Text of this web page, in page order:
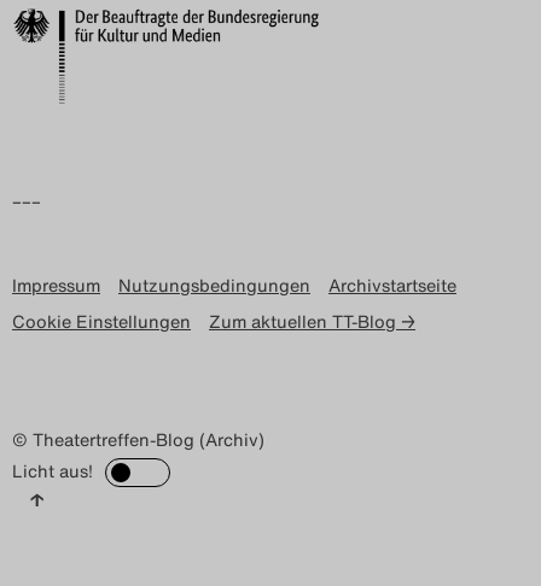
Nutzungsbedingungen
–––
Impressum Nutzungsbedingungen
Archivstartseite
Cookie Einstellungen
Zum aktuellen TT-Blog →
© Theatertreffen-Blog (Archiv)
Licht aus!
↑